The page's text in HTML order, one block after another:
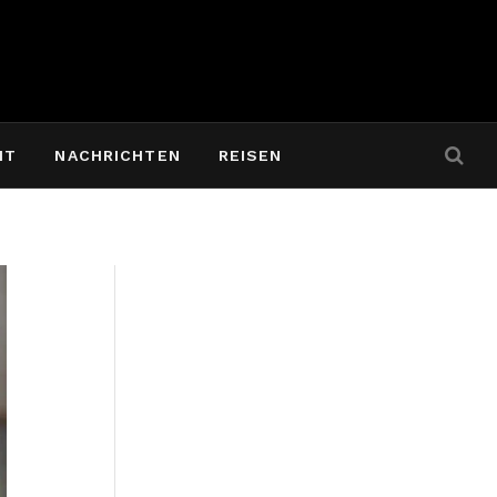
NACHRICHTEN REISEN